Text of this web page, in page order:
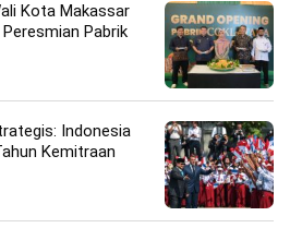
Kota Makassar
Pabrik
Indonesia
Kemitraan